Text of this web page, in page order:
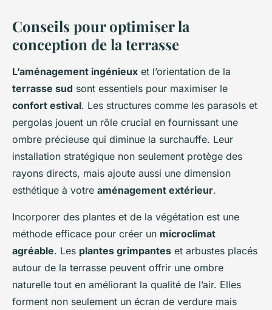
Conseils pour optimiser la
conception de la terrasse
L’aménagement ingénieux et l’orientation de la
terrasse sud sont essentiels pour maximiser le
confort estival. Les structures comme les parasols et
pergolas jouent un rôle crucial en fournissant une
ombre précieuse qui diminue la surchauffe. Leur
installation stratégique non seulement protège des
rayons directs, mais ajoute aussi une dimension
esthétique à votre aménagement extérieur.
Incorporer des plantes et de la végétation est une
méthode efficace pour créer un microclimat
agréable. Les plantes grimpantes et arbustes placés
autour de la terrasse peuvent offrir une ombre
naturelle tout en améliorant la qualité de l’air. Elles
forment non seulement un écran de verdure mais